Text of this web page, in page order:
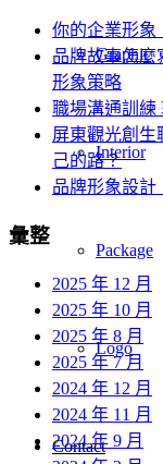
Graphic
Interior
Package
Logo
Contact
你的企業形象
品牌故事怎麼
形象策略
職場溝通訓練
屏東觀光創生
己的路？
品牌形象設計
彙整
2025 年 12 月
2025 年 10 月
2025 年 8 月
2025 年 7 月
2024 年 12 月
2024 年 11 月
2024 年 9 月